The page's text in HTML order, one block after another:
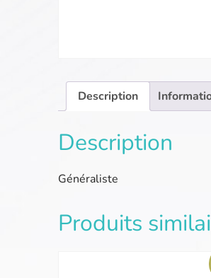
Description
Description
Généraliste
Produits